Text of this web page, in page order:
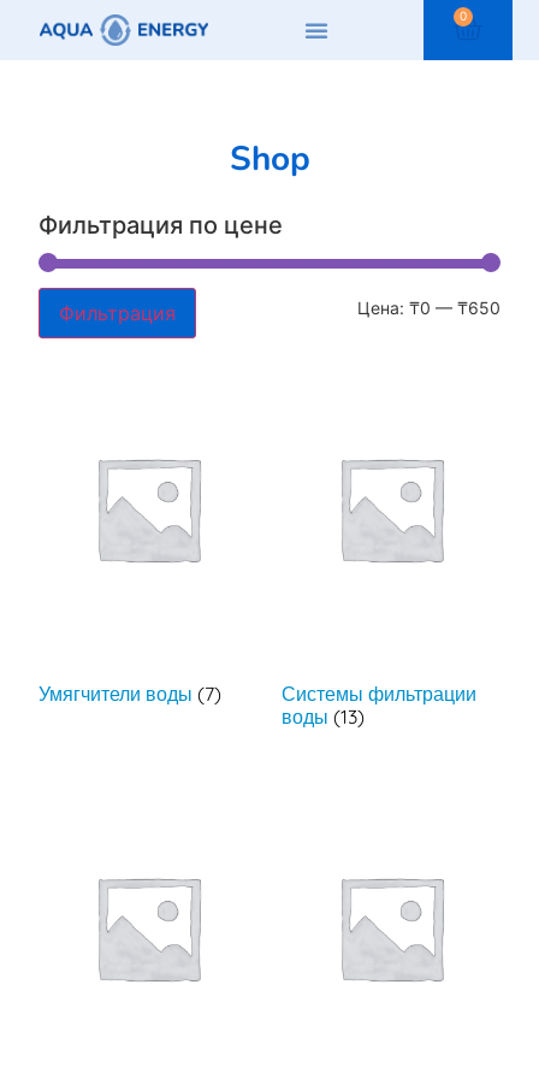
0
Shop
Фильтрация по цене
Фильтрация Цена: ₸0 — ₸650
Умягчители воды(7)
Системы фильтрации
воды (13)